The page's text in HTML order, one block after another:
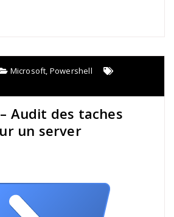
Microsoft Powershell
Audit des taches
un server